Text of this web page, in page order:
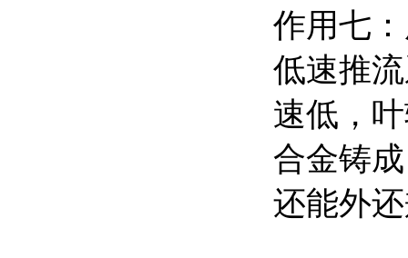
作用七
低速推
速低，
合金铸
还能外